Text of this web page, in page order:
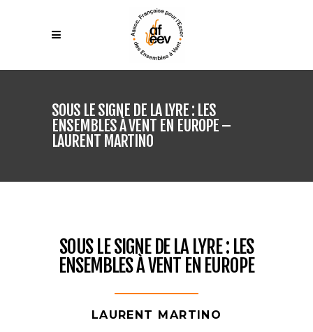
SOUS LE SIGNE DE LA LYRE : LES
ENSEMBLES À VENT EN EUROPE –
LAURENT MARTINO
SOUS LE SIGNE DE LA LYRE : LES
ENSEMBLES À VENT EN EUROPE
LAURENT MARTINO